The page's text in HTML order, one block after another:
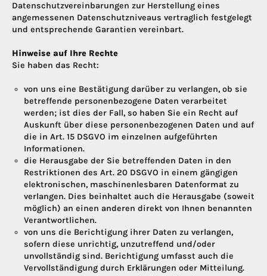
Datenschutzvereinbarungen zur Herstellung eines
angemessenen Datenschutzniveaus vertraglich festgelegt
und entsprechende Garantien vereinbart.
Hinweise auf Ihre Rechte
Sie haben das Recht:
von uns eine Bestätigung darüber zu verlangen, ob sie
betreffende personenbezogene Daten verarbeitet
werden; ist dies der Fall, so haben Sie ein Recht auf
Auskunft über diese personenbezogenen Daten und auf
die in Art. 15 DSGVO im einzelnen aufgeführten
Informationen.
die Herausgabe der Sie betreffenden Daten in den
Restriktionen des Art. 20 DSGVO in einem gängigen
elektronischen, maschinenlesbaren Datenformat zu
verlangen. Dies beinhaltet auch die Herausgabe (soweit
möglich) an einen anderen direkt von Ihnen benannten
Verantwortlichen.
von uns die Berichtigung ihrer Daten zu verlangen,
sofern diese unrichtig, unzutreffend und/oder
unvollständig sind. Berichtigung umfasst auch die
Vervollständigung durch Erklärungen oder Mitteilung.